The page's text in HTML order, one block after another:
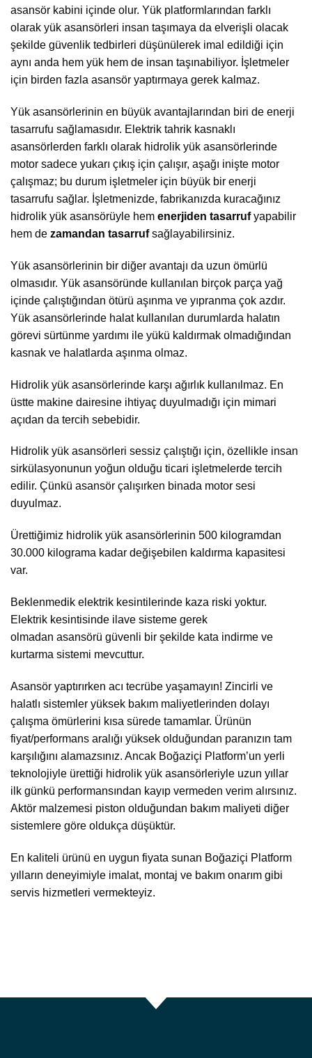
asansör kabini içinde olur. Yük platformlarından farklı
olarak yük asansörleri insan taşımaya da elverişli olacak
şekilde güvenlik tedbirleri düşünülerek imal edildiği için
aynı anda hem yük hem de insan taşınabiliyor. İşletmeler
için birden fazla asansör yaptırmaya gerek kalmaz.
Yük asansörlerinin en büyük avantajlarından biri de enerji
tasarrufu sağlamasıdır. Elektrik tahrik kasnaklı
asansörlerden farklı olarak hidrolik yük asansörlerinde
motor sadece yukarı çıkış için çalışır, aşağı inişte motor
çalışmaz; bu durum işletmeler için büyük bir enerji
tasarrufu sağlar. İşletmenizde, fabrikanızda kuracağınız
hidrolik yük asansörüyle hem enerjiden tasarruf yapabilir
hem de zamandan tasarrufsağlayabilirsiniz.
Yük asansörlerinin bir diğer avantajı da uzun ömürlü
olmasıdır. Yük asansöründe kullanılan birçok parça yağ
içinde çalıştığından ötürü aşınma ve yıpranma çok azdır.
Yük asansörlerinde halat kullanılan durumlarda halatın
görevi sürtünme yardımı ile yükü kaldırmak olmadığından
kasnak ve halatlarda aşınma olmaz.
Hidrolik yük asansörlerinde karşı ağırlık kullanılmaz. En
üstte makine dairesine ihtiyaç duyulmadığı için mimari
açıdan da tercih sebebidir.
Hidrolik yük asansörleri sessiz çalıştığı için, özellikle insan
sirkülasyonunun yoğun olduğu ticari işletmelerde tercih
edilir. Çünkü asansör çalışırken binada motor sesi
duyulmaz.
Ürettiğimiz hidrolik yük asansörlerinin 500 kilogramdan
30.000 kilograma kadar değişebilen kaldırma kapasitesi
var.
Beklenmedik elektrik kesintilerinde kaza riski yoktur.
Elektrik kesintisinde ilave sisteme gerek
olmadan asansörü güvenli bir şekilde kata indirme ve
kurtarma sistemi mevcuttur.
Asansör yaptırırken acı tecrübe yaşamayın! Zincirli ve
halatlı sistemler yüksek bakım maliyetlerinden dolayı
çalışma ömürlerini kısa sürede tamamlar. Ürünün
fiyat/performans aralığı yüksek olduğundan paranızın tam
karşılığını alamazsınız. Ancak Boğaziçi Platform’un yerli
teknolojiyle ürettiği hidrolik yük asansörleriyle uzun yıllar
ilk günkü performansından kayıp vermeden verim alırsınız.
Aktör malzemesi piston olduğundan bakım maliyeti diğer
sistemlere göre oldukça düşüktür.
En kaliteli ürünü en uygun fiyata sunan Boğaziçi Platform
yılların deneyimiyle imalat, montaj ve bakım onarım gibi
servis hizmetleri vermekteyiz.